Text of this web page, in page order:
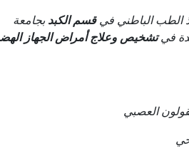
الطب الباطني فيقسم الكبد بجامعة
فيتشخيص وعلاج أمراض الجهاز
العصبي